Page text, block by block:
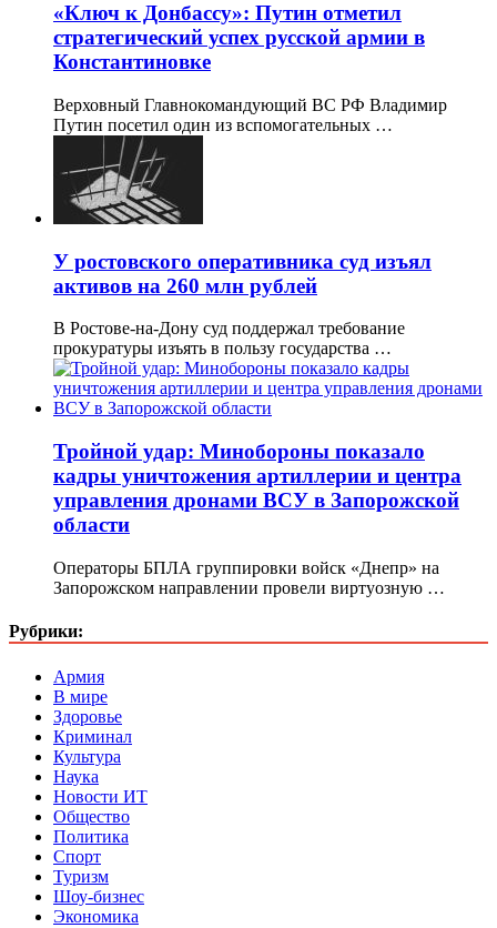
«Ключ к Донбассу»: Путин отметил
стратегический успех русской армии в
Константиновке
Верховный Главнокомандующий ВС РФ Владимир
Путин посетил один из вспомогательных …
У ростовского оперативника суд изъял
активов на 260 млн рублей
В Ростове-на-Дону суд поддержал требование
прокуратуры изъять в пользу государства …
Тройной удар: Минобороны показало
кадры уничтожения артиллерии и центра
управления дронами ВСУ в Запорожской
области
Операторы БПЛА группировки войск «Днепр» на
Запорожском направлении провели виртуозную …
Рубрики:
Армия
В мире
Здоровье
Криминал
Культура
Наука
Новости ИТ
Общество
Политика
Спорт
Туризм
Шоу-бизнес
Экономика